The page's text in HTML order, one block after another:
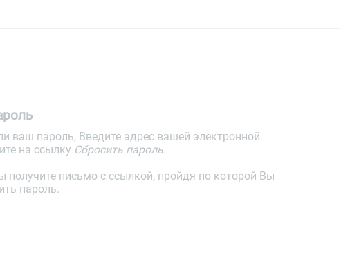
ваш пароль, Введите адрес вашей электронной
на ссылку Сбросить пароль.
получите письмо с ссылкой, пройдя по которой Вы
пароль.